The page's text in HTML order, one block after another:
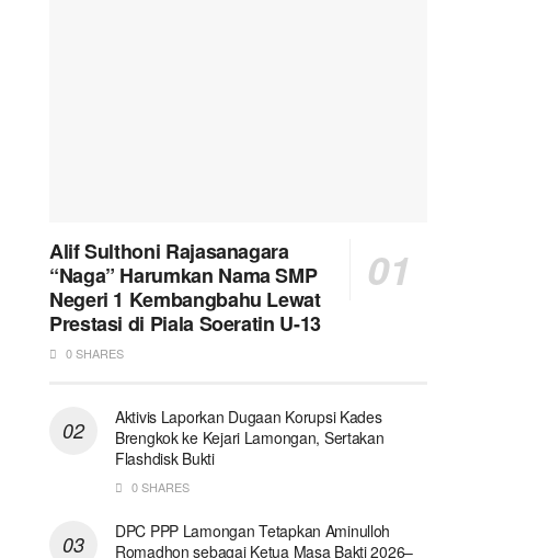
Alif Sulthoni Rajasanagara
“Naga” Harumkan Nama SMP
Negeri 1 Kembangbahu Lewat
Prestasi di Piala Soeratin U-13
0 SHARES
Aktivis Laporkan Dugaan Korupsi Kades
Brengkok ke Kejari Lamongan, Sertakan
Flashdisk Bukti
0 SHARES
DPC PPP Lamongan Tetapkan Aminulloh
Romadhon sebagai Ketua Masa Bakti 2026–